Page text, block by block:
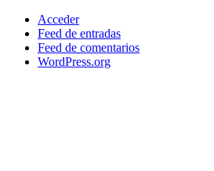
Acceder
Feed de entradas
Feed de comentarios
WordPress.org